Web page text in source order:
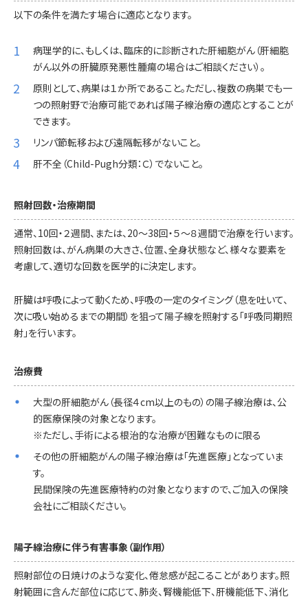
以下の条件を満たす場合に適応となります。
病理学的に、もしくは、臨床的に診断された肝細胞がん（肝細胞
がん以外の肝臓原発悪性腫瘍の場合はご相談ください）。
原則として、病巣は１か所であること。ただし、複数の病巣でも一
つの照射野で治療可能であれば陽子線治療の適応とすることが
できます。
リンパ節転移および遠隔転移がないこと。
肝不全（Child-Pugh分類：Ｃ）でないこと。
照射回数・治療期間
通常、10回・２週間、または、20～38回・５～８週間で治療を行います。
照射回数は、がん病巣の大きさ、位置、全身状態など、様々な要素を
考慮して、適切な回数を医学的に決定します。
肝臓は呼吸によって動くため、呼吸の一定のタイミング（息を吐いて、
次に吸い始めるまでの期間）を狙って陽子線を照射する「呼吸同期照
射」を行います。
治療費
大型の肝細胞がん（長径４cm以上のもの）の陽子線治療は、公
的医療保険の対象となります。
※ただし、手術による根治的な治療が困難なものに限る
その他の肝細胞がんの陽子線治療は「先進医療」となっていま
す。
民間保険の先進医療特約の対象となりますので、ご加入の保険
会社にご相談ください。
陽子線治療に伴う有害事象（副作用）
照射部位の日焼けのような変化、倦怠感が起こることがあります。照
射範囲に含んだ部位に応じて、肺炎、腎機能低下、肝機能低下、消化